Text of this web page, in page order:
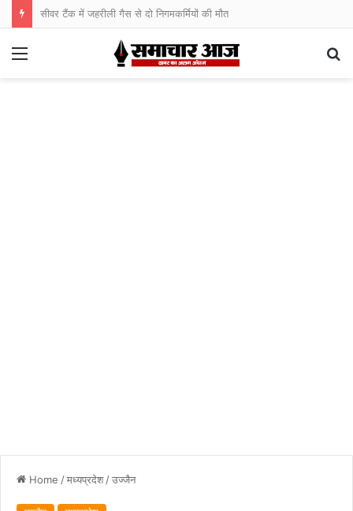
सीवर टैंक में जहरीली गैस से दो निगमकर्मियों की मौत
Menu
Home /मध्यप्रदेश /उज्जैन